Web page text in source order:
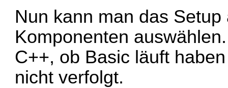
Nun kann man das
Komponenten
C++, ob Basic läuft
nicht verfolgt.